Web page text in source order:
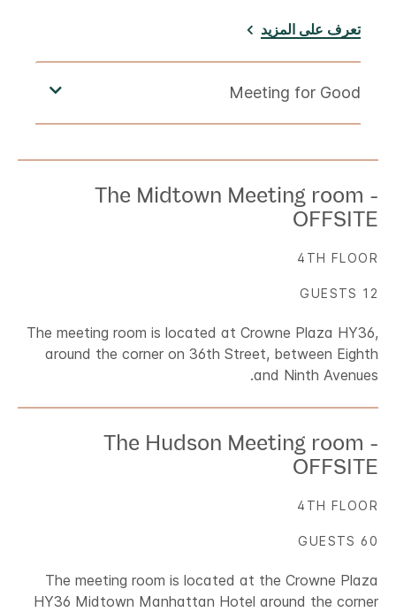
تعرف على المزيد
The Midtown Meeting room -
OFFSITE
The meeting room is located at Crowne Plaza HY36,
around the corner on 36th Street, between Eighth
and Ninth Avenues.
4TH FLOOR
12 GUESTS
The Hudson Meeting room -
OFFSITE
The meeting room is located at the Crowne Plaza
HY36 Midtown Manhattan Hotel around the corner
4TH FLOOR
60 GUESTS